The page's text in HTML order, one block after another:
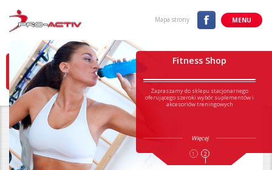
Mapa strony MENU
1 2
Fitness Shop
Zapraszamy do sklepu stacjonarnego
oferującego szeroki wybór suplementów i
akcesoriów treningowych
Więcej